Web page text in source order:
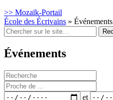
>> Mozaïk-Portail
École des Écrivains » Événements
Rechercher
:
Événements
Recherche
Proche
deDates et